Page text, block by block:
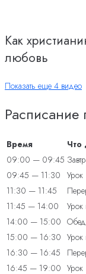
Как
любовь
Показать еще 4 видео
Время
Что
09:00 — 09:45
09:45 — 11:30 Урок
11:30 — 11:45
11:45 — 14:00
Урок
14:00 — 15:00 Обед
15:00 — 16:30 Урок
16:30 — 16:45
16:45 — 19:00 Урок